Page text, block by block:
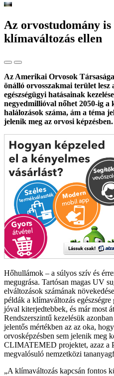
Az orvostudomány
klímaváltozás ellen
Az Amerikai Orvosok
önálló orvosszakmai terület lesz
egészségügyi hatásainak
negyedmillióval nőhet 2050-ig a
halálozások száma, ám a téma
jelenik meg az orvosi képzésben.
Hőhullámok – a súlyos szív és
megugrása. Tartósan magas UV
elváltozások számának
példák a klímaváltozás
jóval kiterjedtebbek, és már most
Rendszerszintű kezelésük
jelentős mértékben az az oka,
orvosképzésben sem jelenik meg
CLIMATEMED projektet, azaz a
megvalósuló nemzetközi
A klímaváltozás kapcsán fontos